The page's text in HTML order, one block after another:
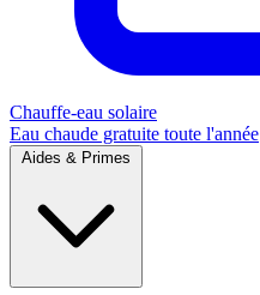
Chauffe-eau solaire
Eau chaude gratuite toute l'année